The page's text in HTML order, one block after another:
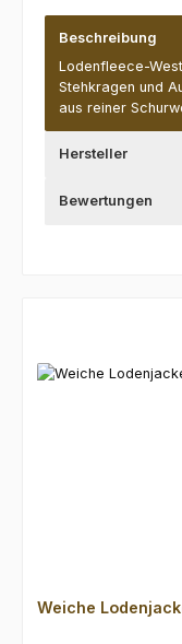
Beschreibung
Lodenfleece-
Stehkragen und
aus reiner
Hersteller
Bewertungen
Weiche